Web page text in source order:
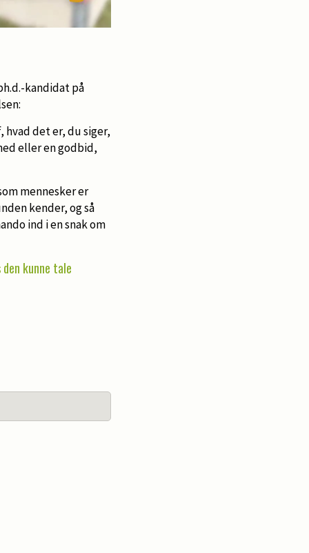
kandidat på
hvad det er, du siger,
eller en godbid,
mennesker er
kender, og så
ind i en snak om
kunne tale